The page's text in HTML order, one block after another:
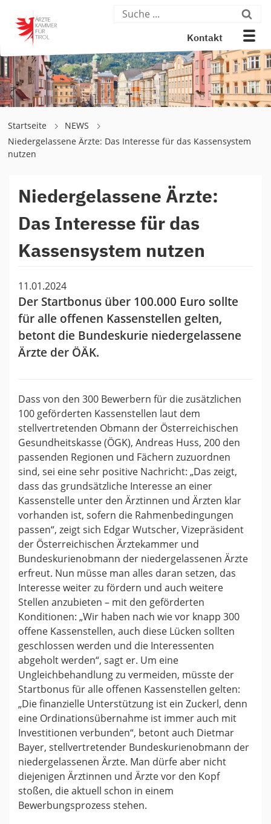
Kontakt
Startseite
NEWS
Niedergelassene Ärzte: Das Interesse für das Kassensystem
nutzen
Niedergelassene Ärzte:
Das Interesse für das
Kassensystem nutzen
11.01.2024
Der Startbonus über 100.000 Euro sollte
für alle offenen Kassenstellen gelten,
betont die Bundeskurie niedergelassene
Ärzte der ÖÄK.
Dass von den 300 Bewerbern für die zusätzlichen
100 geförderten Kassenstellen laut dem
stellvertretenden Obmann der Österreichischen
Gesundheitskasse (ÖGK), Andreas Huss, 200 den
passenden Regionen und Fächern zuzuordnen
sind, sei eine sehr positive Nachricht: „Das zeigt,
dass das grundsätzliche Interesse an einer
Kassenstelle unter den Ärztinnen und Ärzten klar
vorhanden ist, sofern die Rahmenbedingungen
passen“, zeigt sich Edgar Wutscher, Vizepräsident
der Österreichischen Ärztekammer und
Bundeskurienobmann der niedergelassenen Ärzte
erfreut. Nun müsse man alles daran setzen, das
Interesse weiter zu fördern und auch weitere
Stellen anzubieten – mit den geförderten
Konditionen: „Wir haben nach wie vor knapp 300
offene Kassenstellen, auch diese Lücken sollten
geschlossen werden und die Interessenten
abgeholt werden“, sagt er. Um eine
Ungleichbehandlung zu vermeiden, müsste der
Startbonus für alle offenen Kassenstellen gelten:
„Die finanzielle Unterstützung ist ein Zuckerl, denn
eine Ordinationsübernahme ist immer auch mit
Investitionen verbunden“, betont auch Dietmar
Bayer, stellvertretender Bundeskurienobmann der
niedergelassenen Ärzte. Man dürfe aber nicht
diejenigen Ärztinnen und Ärzte vor den Kopf
stoßen, die aktuell schon in einem
Bewerbungsprozess stehen.